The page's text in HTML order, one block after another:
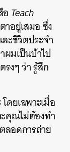
Teach
อยู่เสมอ ซึ่ง
ะชีวิตประจำ
มเป็นบ้าไป
งๆ ว่า รู้สึก
ดยเฉพาะเมื่อ
คุณไม่ต้องทำ
ลอดการถ่าย